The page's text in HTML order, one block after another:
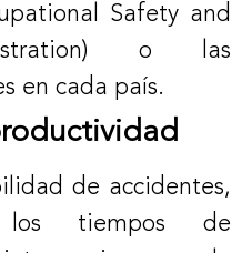
Safety and
o las
en cada país.
de accidentes,
los tiempos de